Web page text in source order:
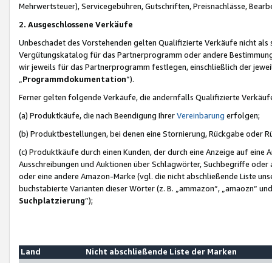
Mehrwertsteuer), Servicegebühren, Gutschriften, Preisnachlässe,
2. Ausgeschlossene Verkäufe
Unbeschadet des Vorstehenden gelten Qualifizierte Verkäufe nicht
Vergütungskatalog für das Partnerprogramm oder andere
wir jeweils für das Partnerprogramm festlegen, einschließlich der
Programmdokumentation“).
Ferner gelten folgende Verkäufe, die andernfalls Qualifizierte
(a) Produktkäufe, die nach Beendigung IhrerVereinbarung erfolgen;
(b) Produktbestellungen, bei denen eine Stornierung, Rückgabe oder
(c) Produktkäufe durch einen Kunden, der durch eine Anzeige auf
Ausschreibungen und Auktionen über Schlagwörter, Suchbegriffe
oder eine andere Amazon-Marke (vgl. die nicht abschließende Liste
buchstabierte Varianten dieser Wörter (z. B. „ammazon“, „amaozn“
Suchplatzierung”);
Land
Nicht abschließende Liste der Marken